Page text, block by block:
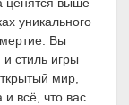
уникального
Вы
стиль игры
мир,
всё, что вас